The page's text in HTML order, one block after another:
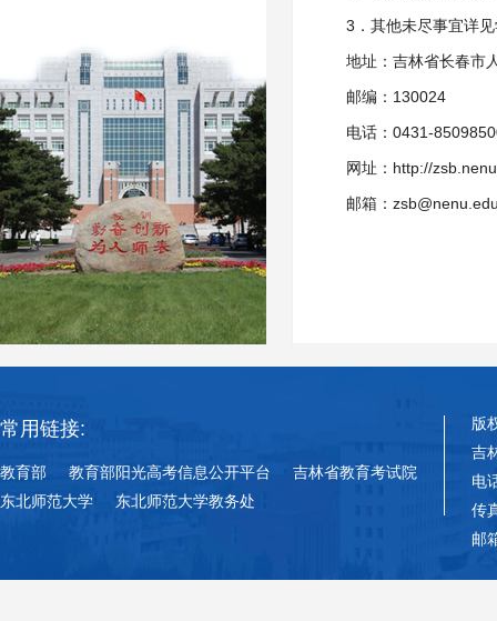
3．其他未尽事宜详
地址：吉林省长春市
邮编：130024
电话：0431-
网址：http://
邮箱：
常用链接:
教育部 教育部阳光高考信息公开平台
吉林省教育考试院
东北师范大学
东北师范大学教务处
版
吉
电
传
邮